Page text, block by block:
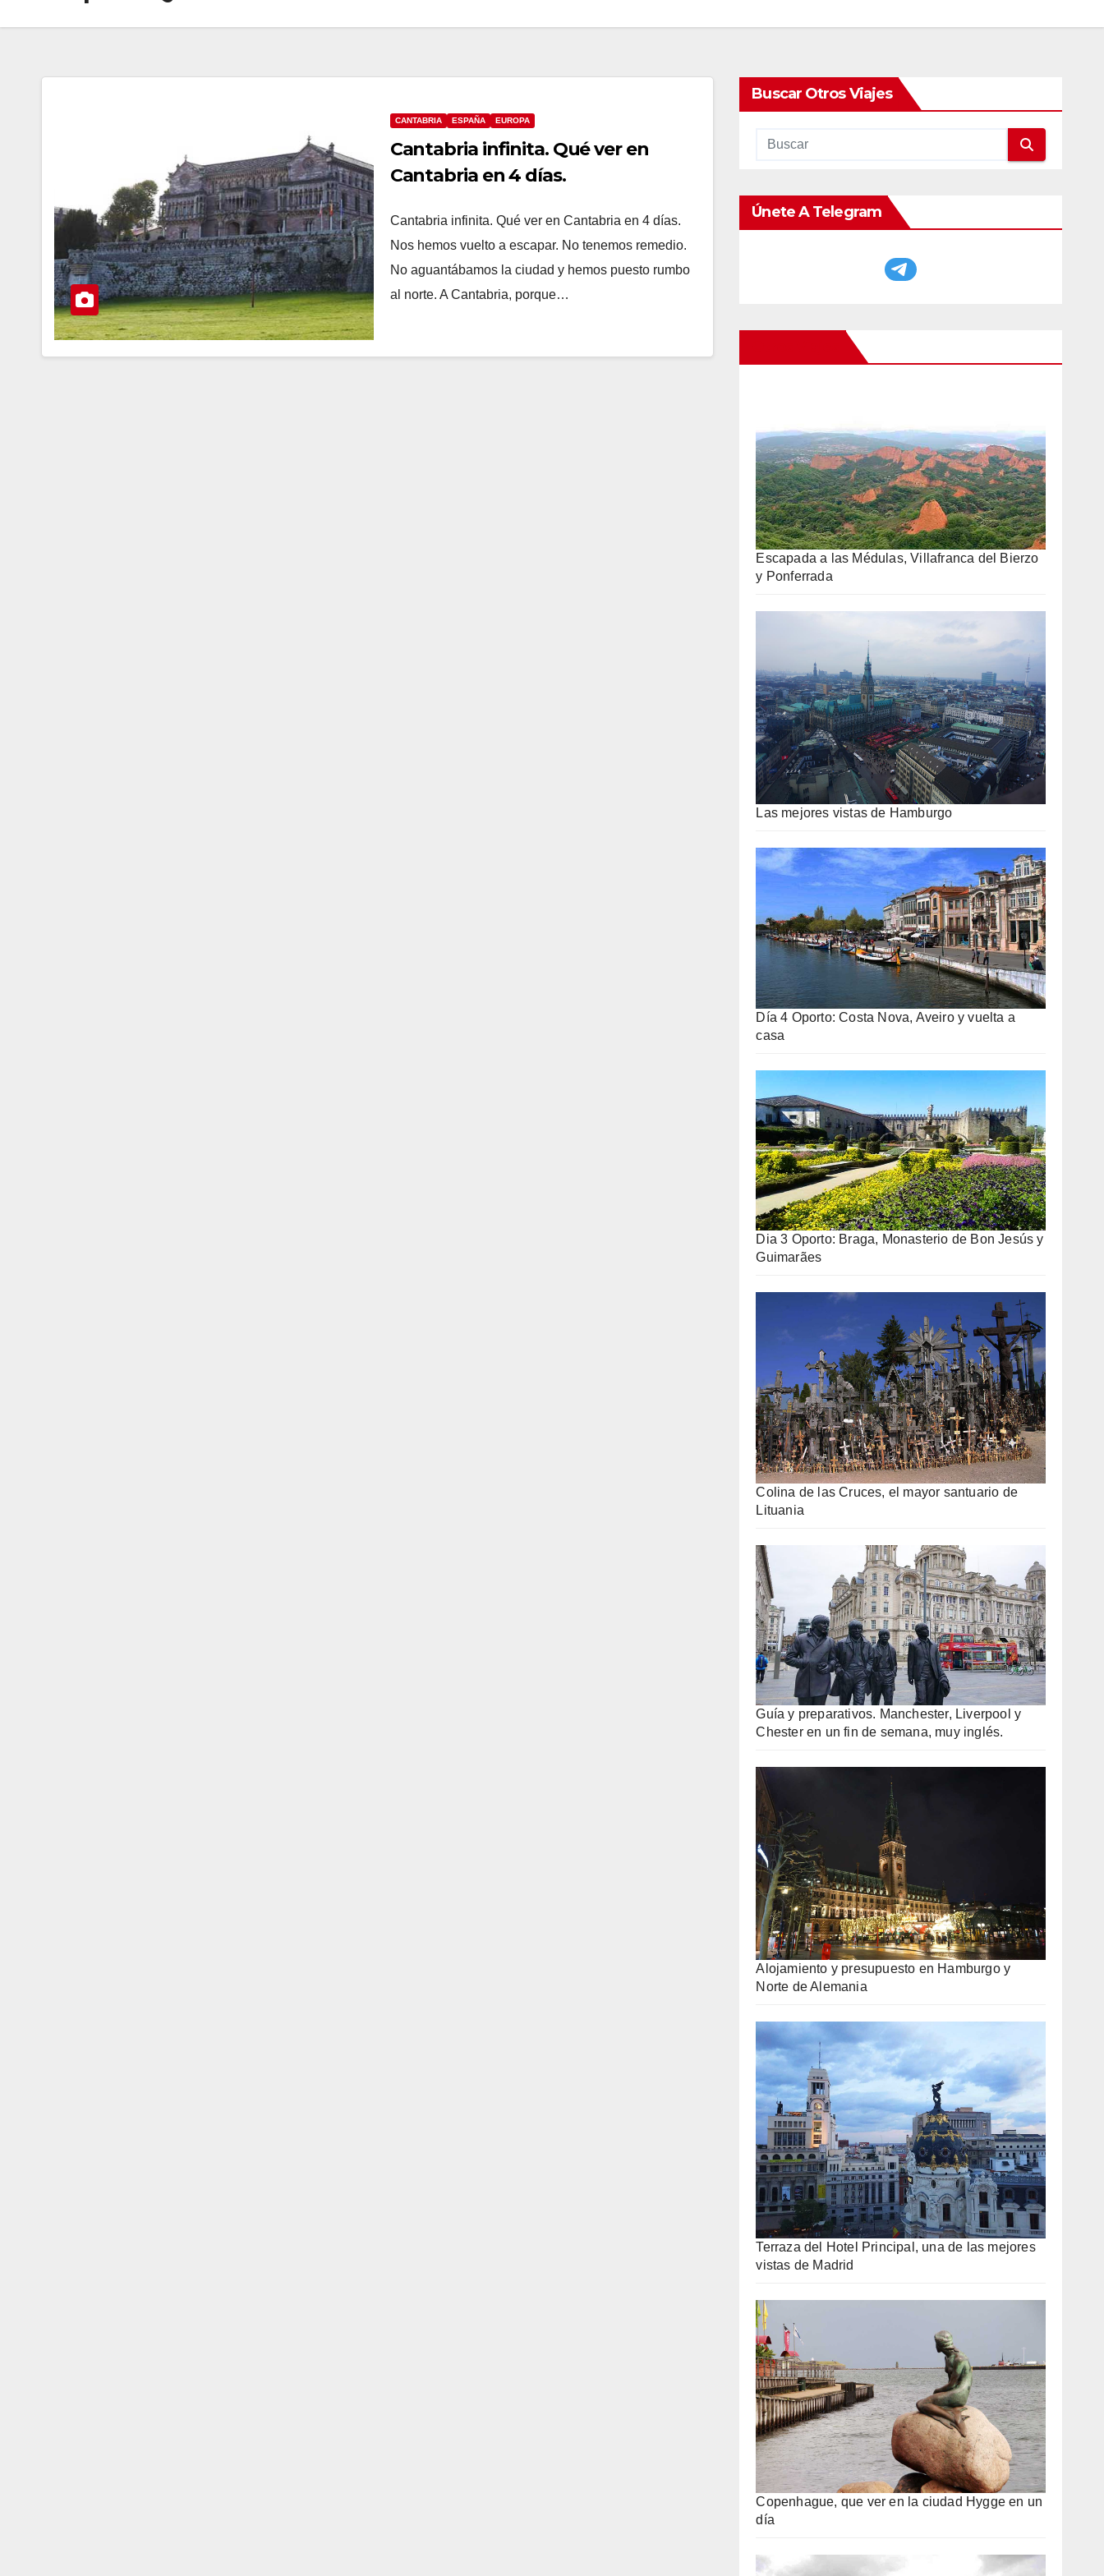
CANTABRIA ESPAÑA EUROPA
Cantabria infinita. Qué ver en
Cantabria en 4 días.
Cantabria infinita. Qué ver en Cantabria en 4 días.
Nos hemos vuelto a escapar. No tenemos remedio.
No aguantábamos la ciudad y hemos puesto rumbo
al norte. A Cantabria, porque…
Buscar Otros Viajes
Únete A Telegram
Escapada a las Médulas, Villafranca del Bierzo
y Ponferrada
Las mejores vistas de Hamburgo
Día 4 Oporto: Costa Nova, Aveiro y vuelta a
casa
Dia 3 Oporto: Braga, Monasterio de Bon Jesús y
Guimarães
Colina de las Cruces, el mayor santuario de
Lituania
Guía y preparativos. Manchester, Liverpool y
Chester en un fin de semana, muy inglés.
Alojamiento y presupuesto en Hamburgo y
Norte de Alemania
Terraza del Hotel Principal, una de las mejores
vistas de Madrid
Copenhague, que ver en la ciudad Hygge en un
día